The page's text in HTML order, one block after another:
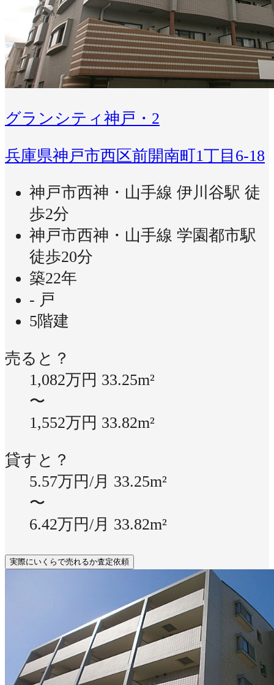
グランシティ神戸・2
兵庫県神戸市西区前開南町1丁目6-18
神戸市西神・山手線 伊川谷駅 徒
歩2分
神戸市西神・山手線 学園都市駅
徒歩20分
築22年
- 戸
5階建
売ると？
1,082万円 33.25m²
〜
1,552万円 33.82m²
貸すと？
5.57万円/月 33.25m²
〜
6.42万円/月 33.82m²
実際にいくらで売れるか査定依頼